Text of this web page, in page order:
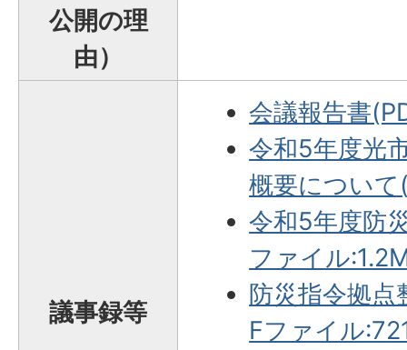
公開の理
由）
議事録等
会議報告書
令和5年度光
概要につい
令和5年度防
ファイル
防災指令拠
Fファイル